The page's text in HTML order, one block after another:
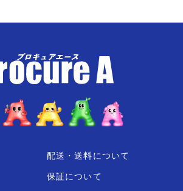
配送・送料について
保証について